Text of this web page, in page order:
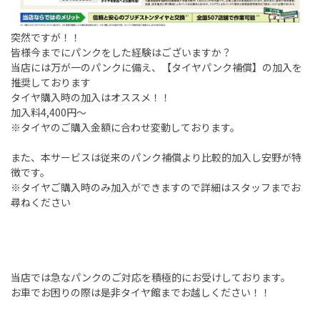
突然ですが！！
皆様今までにパンクをした経験はございますか？
当店には万が一のパンクに備え、【タイヤパンク補償】の加入を
推奨しております
タイヤ購入時の加入はオススメ！！
加入料4,400円～
※タイヤのご購入金額に合わせ変動しております。
また、本サービスは従来のパンク補償より比較的加入し安野が特
徴です。
※タイヤご購入時のみ加入ができますので詳細はスタッフまでお
尋ねください
当店では急なパンクのご対応を積極的にお受けしております。
お車でお困りの際は是非タイヤ館までお越しください！！